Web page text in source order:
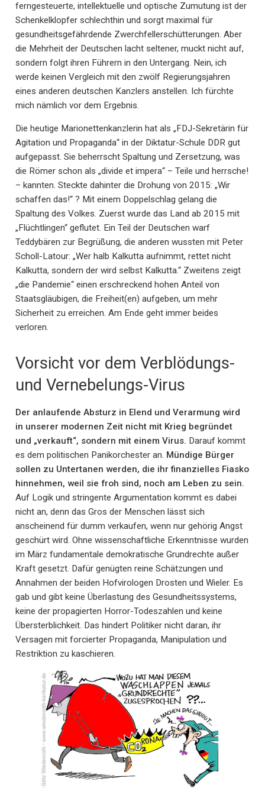
ferngesteuerte, intellektuelle und optische Zumutung ist der
Schenkelklopfer schlechthin und sorgt maximal für
gesundheitsgefährdende Zwerchfellerschütterungen. Aber
die Mehrheit der Deutschen lacht seltener, muckt nicht auf,
sondern folgt ihren Führern in den Untergang. Nein, ich
werde keinen Vergleich mit den zwölf Regierungsjahren
eines anderen deutschen Kanzlers anstellen. Ich fürchte
mich nämlich vor dem Ergebnis.
Die heutige Marionettenkanzlerin hat als „FDJ-Sekretärin für
Agitation und Propaganda“ in der Diktatur-Schule DDR gut
aufgepasst. Sie beherrscht Spaltung und Zersetzung, was
die Römer schon als „divide et impera“ – Teile und herrsche!
– kannten. Steckte dahinter die Drohung von 2015: „Wir
schaffen das!“ ? Mit einem Doppelschlag gelang die
Spaltung des Volkes. Zuerst wurde das Land ab 2015 mit
„Flüchtlingen“ geflutet. Ein Teil der Deutschen warf
Teddybären zur Begrüßung, die anderen wussten mit Peter
Scholl-Latour: „Wer halb Kalkutta aufnimmt, rettet nicht
Kalkutta, sondern der wird selbst Kalkutta.“ Zweitens zeigt
„die Pandemie“ einen erschreckend hohen Anteil von
Staatsgläubigen, die Freiheit(en) aufgeben, um mehr
Sicherheit zu erreichen. Am Ende geht immer beides
verloren.
Vorsicht vor dem Verblödungs-
und Vernebelungs-Virus
Der anlaufende Absturz in Elend und Verarmung wird
in unserer modernen Zeit nicht mit Krieg begründet
und „verkauft“, sondern mit einem Virus. Darauf kommt
es dem politischen Panikorchester an. Mündige Bürger
sollen zu Untertanen werden, die ihr finanzielles Fiasko
hinnehmen, weil sie froh sind, noch am Leben zu sein.
Auf Logik und stringente Argumentation kommt es dabei
nicht an, denn das Gros der Menschen lässt sich
anscheinend für dumm verkaufen, wenn nur gehörig Angst
geschürt wird. Ohne wissenschaftliche Erkenntnisse wurden
im März fundamentale demokratische Grundrechte außer
Kraft gesetzt. Dafür genügten reine Schätzungen und
Annahmen der beiden Hofvirologen Drosten und Wieler. Es
gab und gibt keine Überlastung des Gesundheitssystems,
keine der propagierten Horror-Todeszahlen und keine
Übersterblichkeit. Das hindert Politiker nicht daran, ihr
Versagen mit forcierter Propaganda, Manipulation und
Restriktion zu kaschieren.